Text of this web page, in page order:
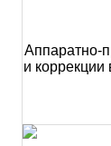
Аппаратно-
и